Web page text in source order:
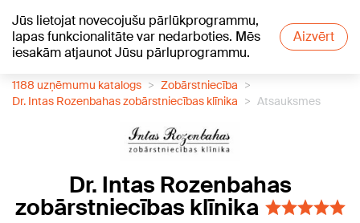
Jūs lietojat novecojušu pārlūkprogrammu,
lapas funkcionalitāte var nedarboties. Mēs
iesakām atjaunot Jūsu pārluprogrammu.
Aizvērt
+21°C
1188 uzņēmumu katalogs
Zobārstniecība
Dr. Intas Rozenbahas zobārstniecības klīnika
Atsauksmes
Dr. Intas Rozenbahas
zobārstniecības klīnika